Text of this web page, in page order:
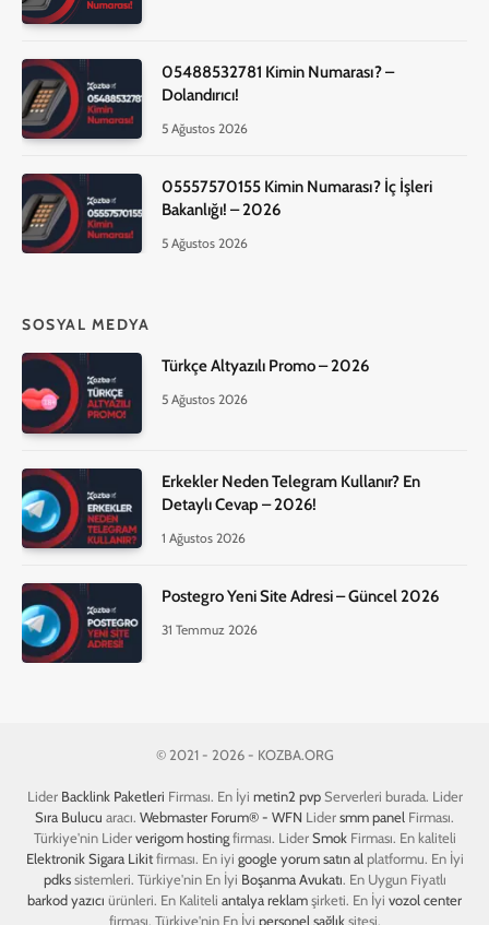
05488532781 Kimin Numarası? –
Dolandırıcı!
5 Ağustos 2026
05557570155 Kimin Numarası? İç İşleri
Bakanlığı! – 2026
5 Ağustos 2026
SOSYAL MEDYA
Türkçe Altyazılı Promo – 2026
5 Ağustos 2026
Erkekler Neden Telegram Kullanır? En
Detaylı Cevap – 2026!
1 Ağustos 2026
Postegro Yeni Site Adresi – Güncel 2026
31 Temmuz 2026
© 2021 - 2026 - KOZBA.ORG
Lider Backlink Paketleri Firması. En İyi metin2 pvpServerleri burada. Lider
Sıra Bulucu aracı. Webmaster Forum® - WFN Lidersmm panel Firması.
Türkiye'nin Liderverigom hostingfirması. LiderSmokFirması. En kaliteli
Elektronik Sigara Likitfirması. En iyi google yorum satın alplatformu. En İyi
pdkssistemleri. Türkiye'nin En İyi Boşanma Avukatı. En Uygun Fiyatlı
barkod yazıcı ürünleri. En Kaliteli antalya reklamşirketi. En İyi vozol center
firması. Türkiye'nin En İyi personel sağlıksitesi.